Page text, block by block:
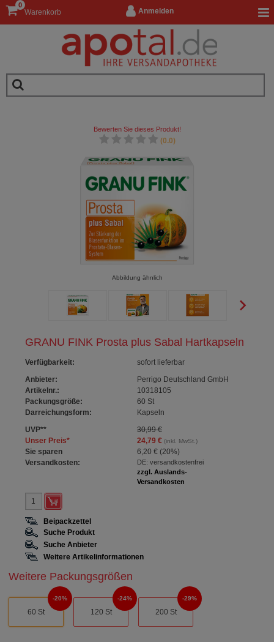
Anmelden
Warenkorb
0
GRANU FINK Prosta plus Sabal Hartkapseln
Verfügbarkeit:
sofort lieferbar
Anbieter:
Perrigo Deutschland GmbH
Artikelnr.:
10318105
Packungsgröße:
60 St
Darreichungsform:
Kapseln
UVP**
30,99 €
Unser Preis* 24,79 €(inkl. MwSt.)
Sie sparen 6,20 € (20%)
Versandkosten:
DE: versandkostenfrei
zzgl. Auslands-
Versandkosten
Bewerten Sie dieses Produkt!
(0.0)
Abbildung ähnlich
Beipackzettel
Suche Produkt
Suche Anbieter
Weitere Artikelinformationen
Weitere Packungsgrößen
60 St
20%
120 St
24%
200 St
29%